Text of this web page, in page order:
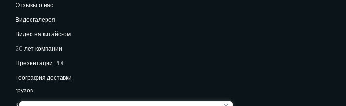
Отзывы о нас
Видеогалерея
Видео на китайском
20 лет компании
Презентации PDF
География доставки
грузов